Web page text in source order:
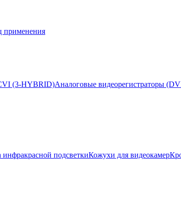
применения
(3-HYBRID)Аналоговые видеорегистраторы
инфракрасной подсветкиКожухи для видеокамер